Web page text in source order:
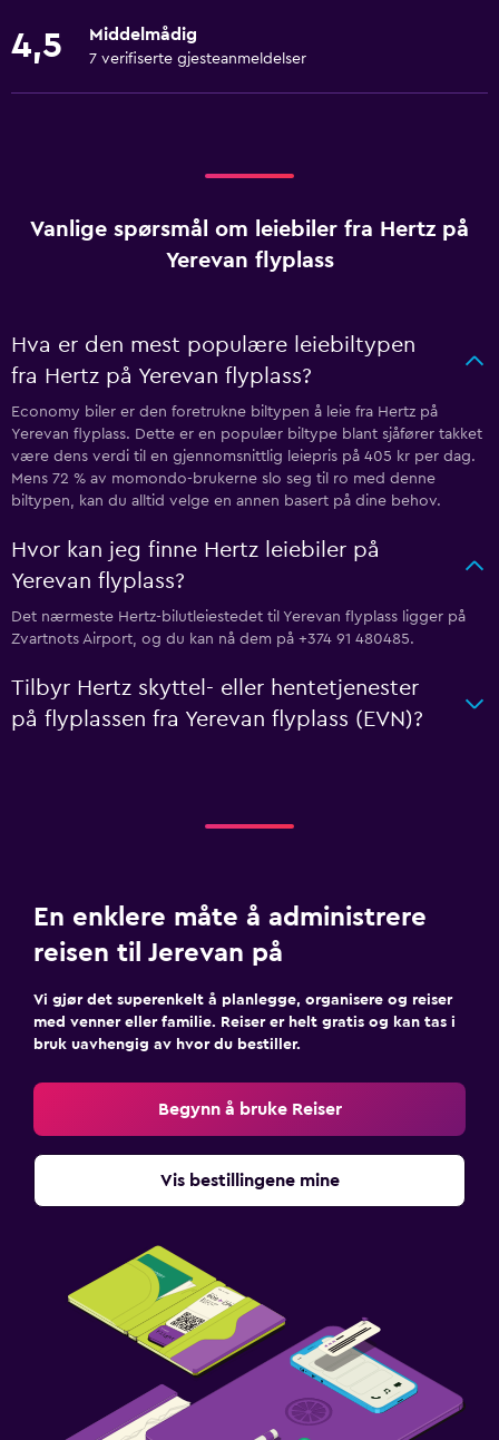
4,5 Middelmådig
7 verifiserte gjesteanmeldelser
Vanlige spørsmål om leiebiler fra Hertz på
Yerevan flyplass
Hva er den mest populære leiebiltypen
fra Hertz på Yerevan flyplass?
Economy biler er den foretrukne biltypen å leie fra Hertz på
Yerevan flyplass. Dette er en populær biltype blant sjåfører takket
være dens verdi til en gjennomsnittlig leiepris på 405 kr per dag.
Mens 72 % av momondo-brukerne slo seg til ro med denne
biltypen, kan du alltid velge en annen basert på dine behov.
Hvor kan jeg finne Hertz leiebiler på
Yerevan flyplass?
Det nærmeste Hertz-bilutleiestedet til Yerevan flyplass ligger på
Zvartnots Airport, og du kan nå dem på +374 91 480485.
Tilbyr Hertz skyttel- eller hentetjenester
på flyplassen fra Yerevan flyplass (EVN)?
En enklere måte å administrere
reisen til Jerevan på
Vi gjør det superenkelt å planlegge, organisere og reiser
med venner eller familie. Reiser er helt gratis og kan tas i
bruk uavhengig av hvor du bestiller.
Begynn å bruke Reiser
Vis bestillingene mine